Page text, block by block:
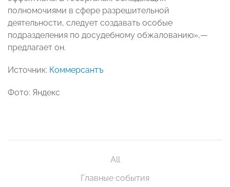
полномочиями в сфере разрешительной
деятельности, следует создавать особые
подразделения по досудебному обжалованию»,—
предлагает он.
Источник: Коммерсантъ
Фото: Яндекс
All
Главные события